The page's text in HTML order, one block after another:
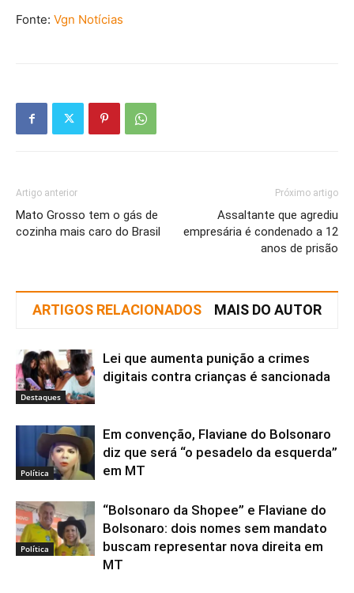
Fonte: Vgn Notícias
Artigo anterior
Mato Grosso tem o gás de
cozinha mais caro do Brasil
Próximo artigo
Assaltante que agrediu
empresária é condenado a 12
anos de prisão
ARTIGOS RELACIONADOS MAIS DO AUTOR
Destaques
Lei que aumenta punição a crimes
digitais contra crianças é sancionada
Política
Em convenção, Flaviane do Bolsonaro
diz que será “o pesadelo da esquerda”
em MT
Política
“Bolsonaro da Shopee” e Flaviane do
Bolsonaro: dois nomes sem mandato
buscam representar nova direita em
MT